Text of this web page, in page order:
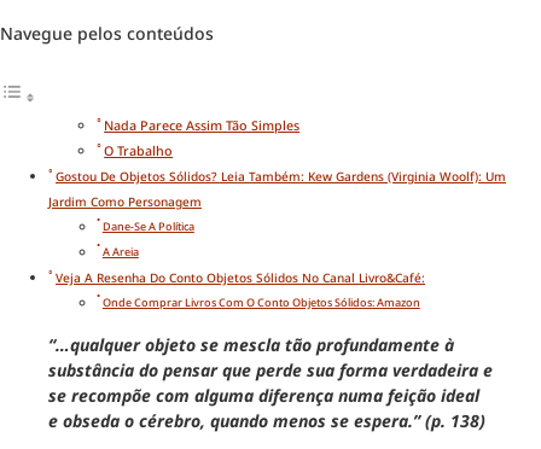
Navegue pelos conteúdos
Nada Parece Assim Tão Simples
O Trabalho
Gostou De Objetos Sólidos? Leia Também: Kew Gardens (Virginia Woolf): Um
Jardim Como Personagem
Dane-Se A Política
A Areia
Veja A Resenha Do Conto Objetos Sólidos No Canal Livro&Café:
Onde Comprar Livros Com O Conto Objetos Sólidos: Amazon
“…qualquer objeto se mescla tão profundamente à
substância do pensar que perde sua forma verdadeira e
se recompõe com alguma diferença numa feição ideal
e obseda o cérebro, quando menos se espera.” (p. 138)